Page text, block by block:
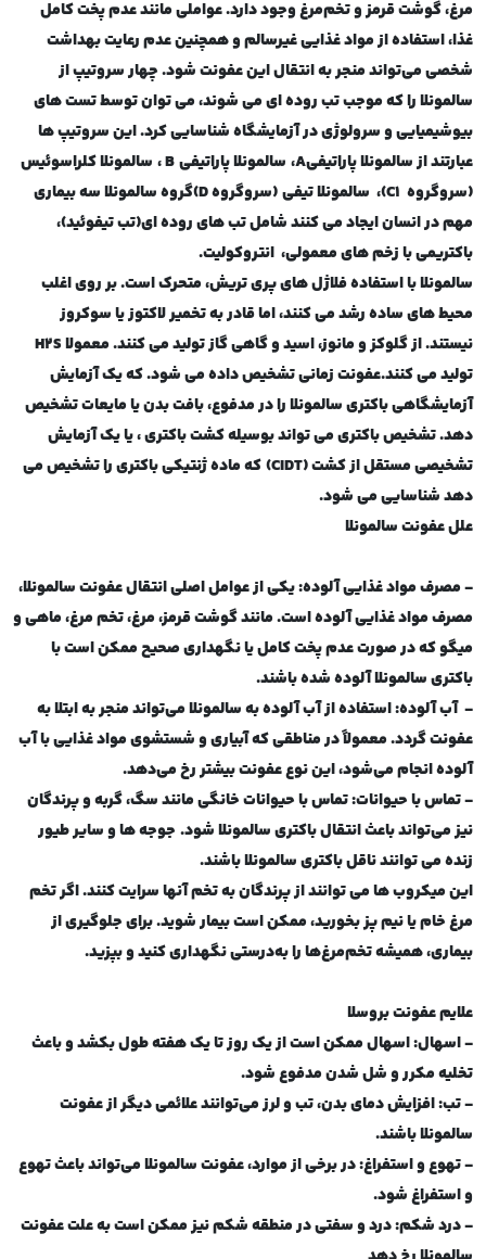
مرغ، گوشت قرمز و تخم‌مرغ وجود دارد. عواملی مانند عدم پخت کامل
غذا، استفاده از مواد غذایی غیرسالم و همچنین عدم رعایت بهداشت
شخصی می‌تواند منجر به انتقال این عفونت شود.چهار سروتیپ از
سالمونلا را که موجب تب روده ای می شوند، می توان توسط تست های
بیوشیمیایی و سرولوژی در آزمایشگاه شناسایی کرد. این سروتیپ ها
عبارتند ازسالمونلا پاراتیفیA، سالمونلا پاراتیفیB، سالمونلا کلراسوئیس
(سروگروه )، سالمونلا تیفی(سروگروه )گروه سالمونلا سه بیماری
مهم در انسان ایجاد می کنند شامل تب های روده ای(تب تیفوئید)،
باکتریمی با زخم های معمولی، انتروکولیت.
سالمونلا با استفاده فلاژل های پری تریش، متحرک است. بر روی اغلب
محیط های ساده رشد می کنند، اما قادر به تخمیر لاکتوز یا سوکروز
نیستند. از گلوکز و مانوز، اسید و گاهی گاز تولید می کنند. معمولا
تولید می کنند.عفونت زمانی تشخیص داده می شود. که یک آزمایش
آزمایشگاهی باکتری سالمونلا را در مدفوع، بافت بدن یا مایعات تشخیص
دهد. تشخیص باکتری می تواند بوسیله کشت باکتری ، یا یک آزمایش
تشخیصی مستقل از کشت (CIDT
)که ماده ژنتیکی باکتری را تشخیص می
دهد شناسایی می شود.
علل عفونت سالمونلا
- مصرف مواد غذایی آلوده: یکی از عوامل اصلی انتقال عفونت سالمونلا،
مصرف مواد غذایی آلوده است. مانند گوشت قرمز، مرغ، تخم مرغ، ماهی و
میگو که در صورت عدم پخت کامل یا نگهداری صحیح ممکن است با
باکتری سالمونلا آلوده شده باشند.
- آب آلوده: استفاده از آب آلوده به سالمونلا می‌تواند منجر به ابتلا به
عفونت گردد. معمولاً در مناطقی که آبیاری و شستشوی مواد غذایی با آب
آلوده انجام می‌شود، این نوع عفونت بیشتر رخ می‌دهد.
- تماس با حیوانات: تماس با حیوانات خانگی مانند سگ، گربه و پرندگان
نیز می‌تواند باعث انتقال باکتری سالمونلا شود. جوجه ها و سایر طیور
زنده می توانند ناقل باکتری سالمونلا باشند.
این میکروب ها می توانند از پرندگان به تخم آنها سرایت کنند. اگر تخم
مرغ خام یا نیم پز بخورید، ممکن است بیمار شوید. برای جلوگیری از
بیماری، همیشه تخم‌مرغ‌ها را به‌درستی نگهداری کنید و بپزید.
علایم عفونت بروسلا
- اسهال: اسهال ممکن است از یک روز تا یک هفته طول بکشد و باعث
تخلیه مکرر و شل شدن مدفوع شود.
- تب: افزایش دمای بدن، تب و لرز می‌توانند علائمی دیگر از عفونت
سالمونلا باشند.
- تهوع و استفراغ: در برخی از موارد، عفونت سالمونلا می‌تواند باعث تهوع
و استفراغ شود.
- درد شکم: درد و سفتی در منطقه شکم نیز ممکن است به علت عفونت